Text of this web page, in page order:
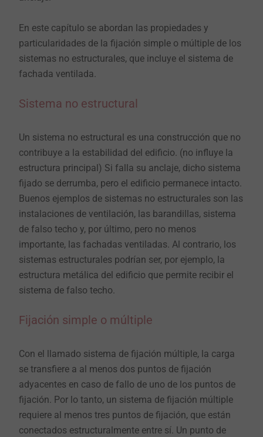
En este capítulo se abordan las propiedades y
particularidades de la fijación simple o múltiple de los
sistemas no estructurales, que incluye el sistema de
fachada ventilada.
Sistema no estructural
Un sistema no estructural es una construcción que no
contribuye a la estabilidad del edificio. (no influye la
estructura principal) Si falla su anclaje, dicho sistema
fijado se derrumba, pero el edificio permanece intacto.
Buenos ejemplos de sistemas no estructurales son las
instalaciones de ventilación, las barandillas, sistema
de falso techo y, por último, pero no menos
importante, las fachadas ventiladas. Al contrario, los
sistemas estructurales podrían ser, por ejemplo, la
estructura metálica del edificio que permite recibir el
sistema de falso techo.
Fijación simple o múltiple
Con el llamado sistema de fijación múltiple, la carga
se transfiere a al menos dos puntos de fijación
adyacentes en caso de fallo de uno de los puntos de
fijación. Por lo tanto, un sistema de fijación múltiple
requiere al menos tres puntos de fijación, que están
conectados estructuralmente entre sí. Un punto de